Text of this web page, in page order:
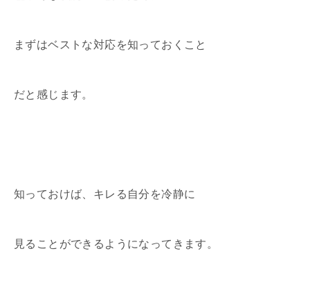
まずはベストな対応を知っておくこと
だと感じます。
知っておけば、キレる自分を冷静に
見ることができるようになってきます。